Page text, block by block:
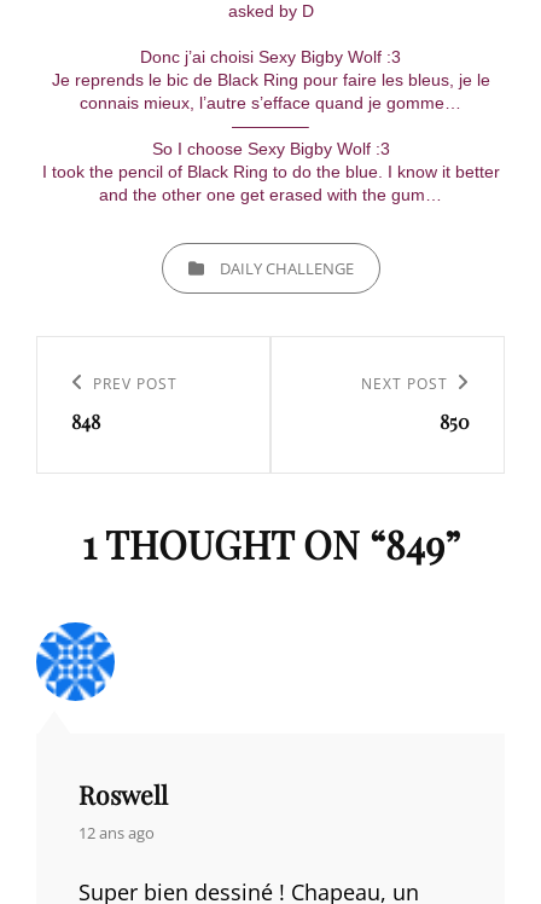
asked by D
Donc j’ai choisi Sexy Bigby Wolf :3
Je reprends le bic de Black Ring pour faire les bleus, je le
connais mieux, l’autre s’efface quand je gomme…
————–
So I choose Sexy Bigby Wolf :3
I took the pencil of Black Ring to do the blue. I know it better
and the other one get erased with the gum…
CATEGORIESDAILY CHALLENGE
l’article
Previous
Post
PREV POST
848
NEXT POST
850
1 THOUGHT ON “849”
Roswell
says:
12 ans ago
Super bien dessiné ! Chapeau, un